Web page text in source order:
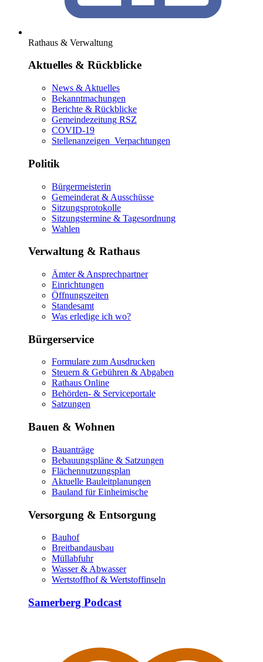
Rathaus & Verwaltung
Aktuelles & Rückblicke
News & Aktuelles
Bekanntmachungen
Berichte & Rückblicke
Gemeindezeitung RSZ
COVID-19
Stellenanzeigen_Verpachtungen
Politik
Bürgermeisterin
Gemeinderat & Ausschüsse
Sitzungsprotokolle
Sitzungstermine & Tagesordnung
Wahlen
Verwaltung & Rathaus
Ämter & Ansprechpartner
Einrichtungen
Öffnungszeiten
Standesamt
Was erledige ich wo?
Bürgerservice
Formulare zum Ausdrucken
Steuern & Gebühren & Abgaben
Rathaus Online
Behörden- & Serviceportale
Satzungen
Bauen & Wohnen
Bauanträge
Bebauungspläne & Satzungen
Flächennutzungsplan
Aktuelle Bauleitplanungen
Bauland für Einheimische
Versorgung & Entsorgung
Bauhof
Breitbandausbau
Müllabfuhr
Wasser & Abwasser
Wertstoffhof & Wertstoffinseln
Samerberg Podcast